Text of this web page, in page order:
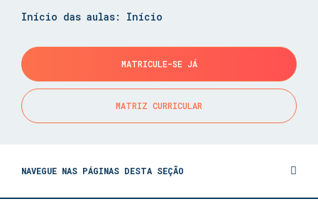
Início das aulas: Início
MATRICULE-SE JÁ
MATRIZ CURRICULAR
NAVEGUE NAS PÁGINAS DESTA SEÇÃO